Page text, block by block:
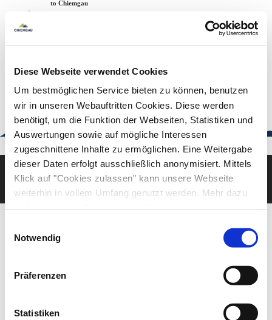
Diese Webseite verwendet Cookies
Um bestmöglichen Service bieten zu können, benutzen
wir in unseren Webauftritten Cookies. Diese werden
benötigt, um die Funktion der Webseiten, Statistiken und
Auswertungen sowie auf mögliche Interessen
zugeschnittene Inhalte zu ermöglichen. Eine Weitergabe
dieser Daten erfolgt ausschließlich anonymisiert. Mittels
Klick auf "Cookies zulassen" kann unsere Webseite
weiterhin in vollem Umfang genutzt werden. Mehr dazu
steht in unserer Datenschutzerklärung.
gelistet.
Notwendig
Präferenzen
Statistiken
Back to the home page
Welcome to Chiemgau
urlaub@chiemgau.bayern
+49 (861) 988 231-20
Good to know
Deutsch English